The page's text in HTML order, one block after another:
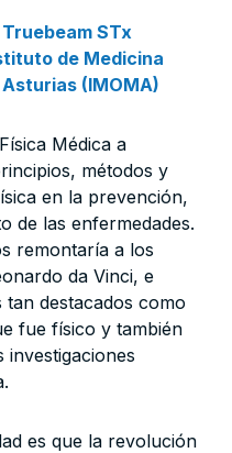
Médica a
métodos y
en la prevención,
de las enfermedades.
remontaría a los
da Vinci, e
destacados como
fue físico y también
investigaciones
es que la revolución